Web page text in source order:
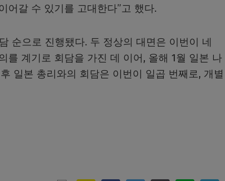
어갈 수 있기를 고대한다”고 했다.
순으로 진행됐다. 두 정상의 대면은 이번이 네
를 계기로 회담을 가진 데 이어, 올해 1월 일본 나
일본 총리와의 회담은 이번이 일곱 번째로, 개별